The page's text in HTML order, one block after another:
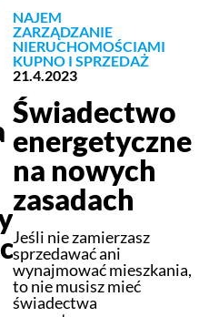
NAJEM
ZARZĄDZANIE
NIERUCHOMOŚCIAMI
KUPNO I SPRZEDAŻ
21.4.2023
Świadectwo
energetyczne
na nowych
zasadach
Jeśli nie zamierzasz
sprzedawać ani
wynajmować mieszkania,
to nie musisz mieć
świadectwa